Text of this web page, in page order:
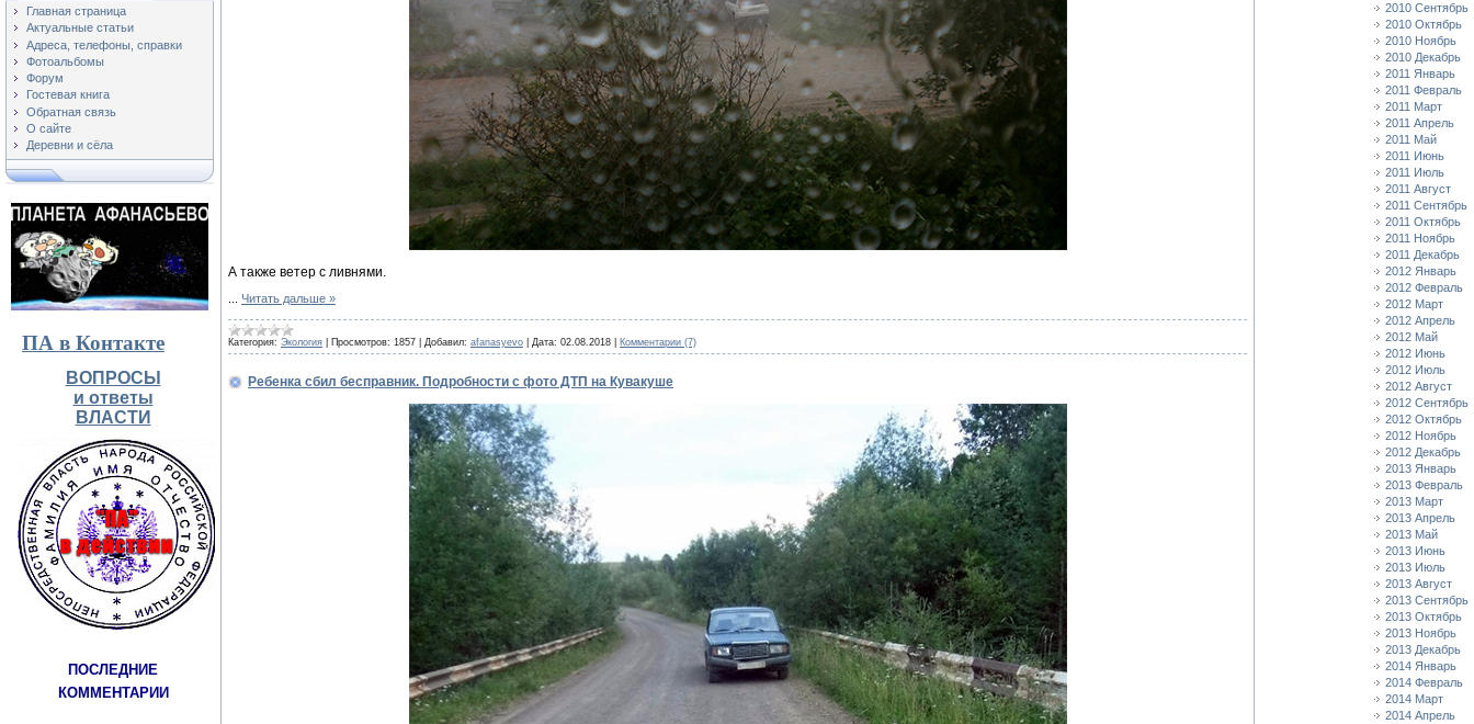
Главная страница
Актуальные статьи
Адреса, телефоны, справки
Фотоальбомы
Форум
Гостевая книга
Обратная связь
О сайте
Деревни и сёла
ПА в Контакте
ВОПРОСЫ
и ответы
ВЛАСТИ
ПОСЛЕДНИЕ
КОММЕНТАРИИ
А также ветер с ливнями.
Читать дальше »
Категория: Экология Просмотров: 1857 Добавил: afanasyevo Дата: 02.08.2018 Комментарии (7)
Ребенка сбил бесправник. Подробности с фото ДТП на Кувакуше
2010 Сентябрь
2010 Октябрь
2010 Ноябрь
2010 Декабрь
2011 Январь
2011 Февраль
2011 Март
2011 Апрель
2011 Май
2011 Июнь
2011 Июль
2011 Август
2011 Сентябрь
2011 Октябрь
2011 Ноябрь
2011 Декабрь
2012 Январь
2012 Февраль
2012 Март
2012 Апрель
2012 Май
2012 Июнь
2012 Июль
2012 Август
2012 Сентябрь
2012 Октябрь
2012 Ноябрь
2012 Декабрь
2013 Январь
2013 Февраль
2013 Март
2013 Апрель
2013 Май
2013 Июнь
2013 Июль
2013 Август
2013 Сентябрь
2013 Октябрь
2013 Ноябрь
2013 Декабрь
2014 Январь
2014 Февраль
2014 Март
2014 Апрель